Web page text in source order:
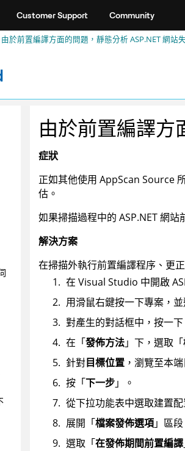
Customer Support Community
由於前置編譯方面的問題，靜態分析 ASP.NET 網站
由於前置編譯方
症狀
正如其他使用 AppScan Source
估。
如果掃描過程中的 ASP.NET 網
解決方案
在掃描外執行前置編譯程序、更
在 Visual Studio 中開啟
用滑鼠右鍵按一下專案，
對產生的對話框中，按一
在「發佈方法」下，選取「
針對目標位置，瀏覽至本
按「下一步」。
從下拉功能表中選取建置配
展開「檔案發佈選項」區段
選取「在發佈期間前置編譯